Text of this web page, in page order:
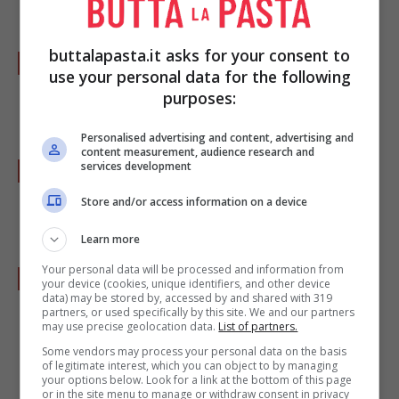
al mascarpone.
Recuperate 1,5 dl di liquido dal composto di
zucca e arancia e unitevi il liquore
Bagnate i biscotti in questo liquido e
distribuiteli su fondo di un piatto da portata
fondo e di forma rettangolare.
Distribuiteci sopra i pezzi di zucca e di
arancia. Ricoprite con lacrema di
mascarpone, lisciandola bene. Fate riposare
in frigorifero per almeno un’ora.
buttalapasta.it asks for your consent to
use your personal data for the following
purposes:
Personalised advertising and content, advertising and
content measurement, audience research and
services development
Store and/or access information on a device
Learn more
Your personal data will be processed and information from
your device (cookies, unique identifiers, and other device
data) may be stored by, accessed by and shared with 319
partners, or used specifically by this site. We and our partners
may use precise geolocation data. List of partners.
Some vendors may process your personal data on the basis
of legitimate interest, which you can object to by managing
your options below. Look for a link at the bottom of this page
or in the site menu to manage or withdraw consent in privacy